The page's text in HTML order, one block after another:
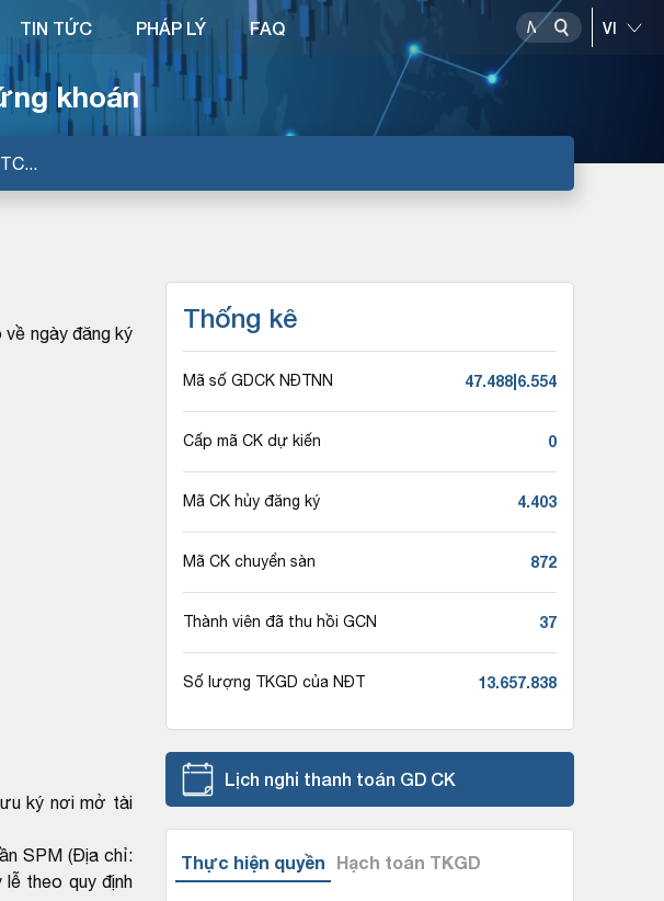
khoán
TIN TỨC PHÁP LÝ FAQ
về ngày đăng ký
ký nơi mở tài
SPM (Địa chỉ:
theo quy định
Thống kê
Mã số GDCK NĐTNN 47.488|6.554
Cấp mã CK dự kiến 0
Mã CK hủy đăng ký 4.403
Mã CK chuyển sàn 872
Thành viên đã thu hồi GCN 37
Số lượng TKGD của NĐT 13.657.838
Lịch nghỉ thanh toán GD CK
Thực hiện quyền Hạch toán TKGD